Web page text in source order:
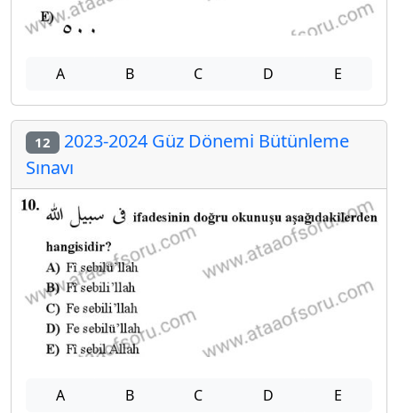
A B C D E
12 2023-2024 Güz Dönemi Bütünleme
Sınavı
A B C D E